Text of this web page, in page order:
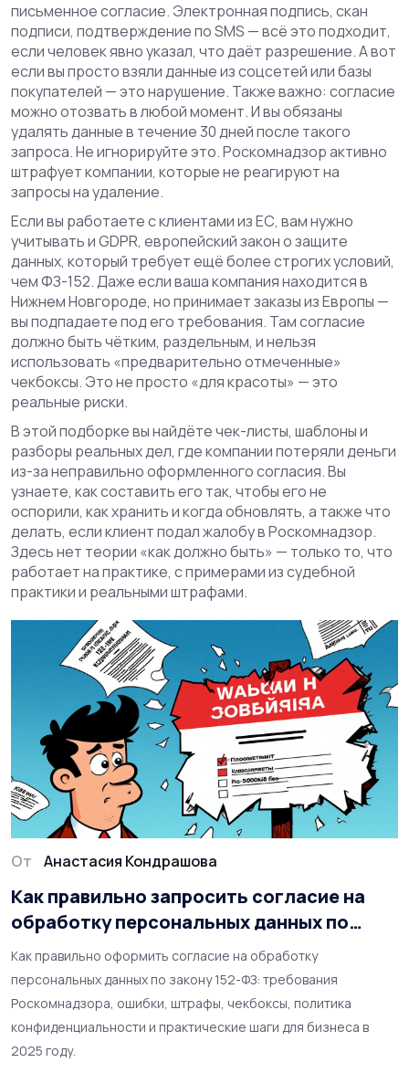
письменное согласие. Электронная подпись, скан
подписи, подтверждение по SMS — всё это подходит,
если человек явно указал, что даёт разрешение. А вот
если вы просто взяли данные из соцсетей или базы
покупателей — это нарушение. Также важно: согласие
можно отозвать в любой момент. И вы обязаны
удалять данные в течение 30 дней после такого
запроса. Не игнорируйте это. Роскомнадзор активно
штрафует компании, которые не реагируют на
запросы на удаление.
Если вы работаете с клиентами из ЕС, вам нужно
учитывать иGDPR, европейский закон о защите
данных, который требует ещё более строгих условий,
чем ФЗ-152. Даже если ваша компания находится в
Нижнем Новгороде, но принимает заказы из Европы —
вы подпадаете под его требования. Там согласие
должно быть чётким, раздельным, и нельзя
использовать «предварительно отмеченные»
чекбоксы. Это не просто «для красоты» — это
реальные риски.
В этой подборке вы найдёте чек-листы, шаблоны и
разборы реальных дел, где компании потеряли деньги
из-за неправильно оформленного согласия. Вы
узнаете, как составить его так, чтобы его не
оспорили, как хранить и когда обновлять, а также что
делать, если клиент подал жалобу в Роскомнадзор.
Здесь нет теории «как должно быть» — только то, что
работает на практике, с примерами из судебной
практики и реальными штрафами.
От Анастасия Кондрашова
Как правильно запросить согласие на
обработку персональных данных по
закону 152-ФЗ
Как правильно оформить согласие на обработку
персональных данных по закону 152-ФЗ: требования
Роскомнадзора, ошибки, штрафы, чекбоксы, политика
конфиденциальности и практические шаги для бизнеса в
2025 году.